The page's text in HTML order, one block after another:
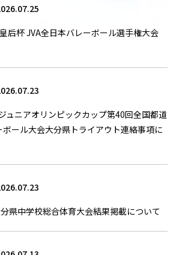
后杯 JVA全日本バレーボール選手権大会
ュニアオリンピックカップ第40回全国都道
ール大会大分県トライアウト連絡事項に
県中学校総合体育大会結果掲載について